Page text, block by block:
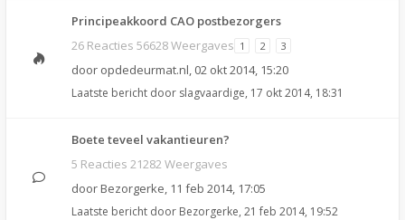
Principeakkoord CAO postbezorgers
26 Reacties 56628 Weergaves 1 2 3
door opdedeurmat.nl, 02 okt 2014, 15:20
Laatste bericht door slagvaardige, 17 okt 2014, 18:31
Boete teveel vakantieuren?
5 Reacties 21282 Weergaves
door Bezorgerke, 11 feb 2014, 17:05
Laatste bericht door Bezorgerke, 21 feb 2014, 19:52